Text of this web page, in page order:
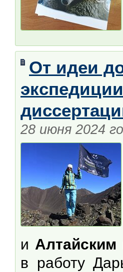
От идеи
28 июня 2024
и Алтайским
в работу